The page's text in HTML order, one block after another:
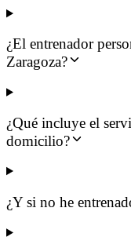
¿El entrenador
Zaragoza?
¿Qué incluye el
domicilio?
¿Y si no he